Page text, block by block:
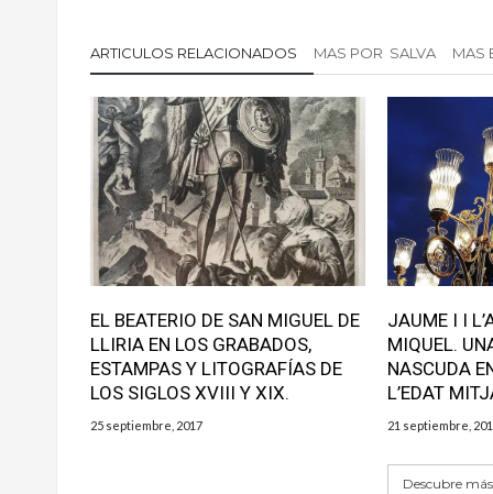
u
v
e
n
a
n
a
n
u
e
v
a
)
n
a
v
e
t
a
n
a
n
u
e
v
a
)
u
e
n
a
n
a
n
u
e
v
a
)
ARTICULOS RELACIONADOS MAS POR SALVA MAS
EL BEATERIO DE SAN MIGUEL DE
LLIRIA EN LOS GRABADOS,
ESTAMPAS Y LITOGRAFÍAS DE
LOS SIGLOS XVIII Y XIX.
25 septiembre, 2017
JAUME I I
MIQUEL.
NASCUDA
L’EDAT
21 septiembre,
Descubre